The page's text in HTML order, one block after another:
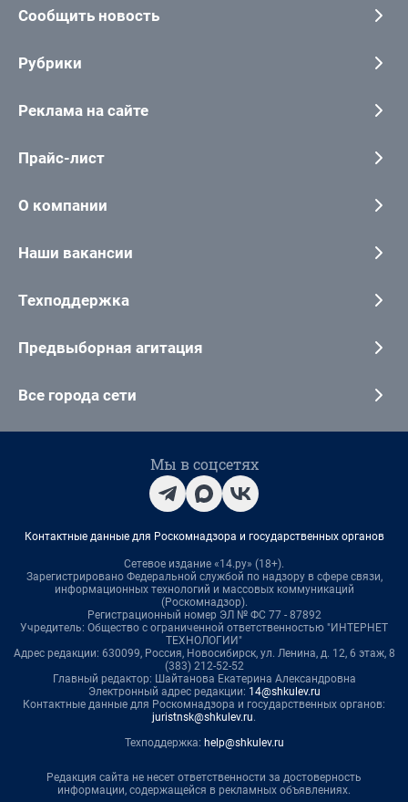
Сообщить новость
Рубрики
Реклама на сайте
Прайс-лист
О компании
Наши вакансии
Техподдержка
Предвыборная агитация
Все города сети
Мы в соцсетях
Контактные данные для Роскомнадзора и государственных органов
Сетевое издание «14.ру» (18+).
Зарегистрировано Федеральной службой по надзору в сфере связи,
информационных технологий и массовых коммуникаций
(Роскомнадзор).
Регистрационный номер ЭЛ № ФС 77 - 87892
Учредитель: Общество с ограниченной ответственностью "ИНТЕРНЕТ
ТЕХНОЛОГИИ"
Адрес редакции: 630099, Россия, Новосибирск, ул. Ленина, д. 12, 6 этаж, 8
(383) 212-52-52
Главный редактор: Шайтанова Екатерина Александровна
Электронный адрес редакции: 14@shkulev.ru
Контактные данные для Роскомнадзора и государственных органов:
juristnsk@shkulev.ru.
Техподдержка: help@shkulev.ru
Редакция сайта не несет ответственности за достоверность
информации, содержащейся в рекламных объявлениях.